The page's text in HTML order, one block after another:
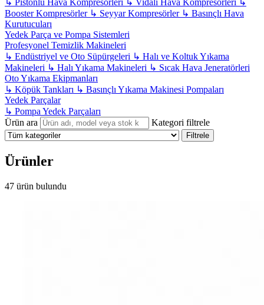
Booster Kompresörler ↳ Seyyar Kompresörler ↳ Basınçlı Hava
Kurutucuları
Yedek Parça ve Pompa Sistemleri
Profesyonel Temizlik Makineleri
↳ Endüstriyel ve Oto Süpürgeleri ↳ Halı ve Koltuk Yıkama
Makineleri ↳ Halı Yıkama Makineleri ↳ Sıcak Hava Jeneratörleri
Oto Yıkama Ekipmanları
↳ Köpük Tankları ↳ Basınçlı Yıkama Makinesi Pompaları
Yedek Parçalar
↳ Pompa Yedek Parçaları
Ürün ara
Kategori filtrele
Filtrele
Ürünler
47 ürün bulundu